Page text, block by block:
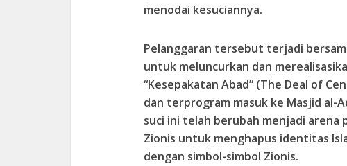
menodai kesuciannya.
Pelanggaran tersebut terjadi
untuk meluncurkan dan
“Kesepakatan Abad” (The Deal of
dan terprogram masuk ke Masjid al-
suci ini telah berubah menjadi arena
Zionis untuk menghapus identitas
dengan simbol-simbol Zionis.